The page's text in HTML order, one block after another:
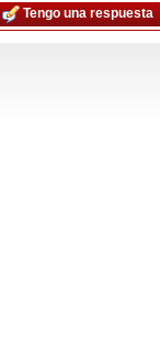
Tengo una respuesta